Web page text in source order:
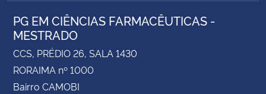
PG EM CIÊNCIAS FARMACÊUTICAS -
MESTRADO
CCS, PRÉDIO 26, SALA 1430
RORAIMA nº 1000
Bairro CAMOBI